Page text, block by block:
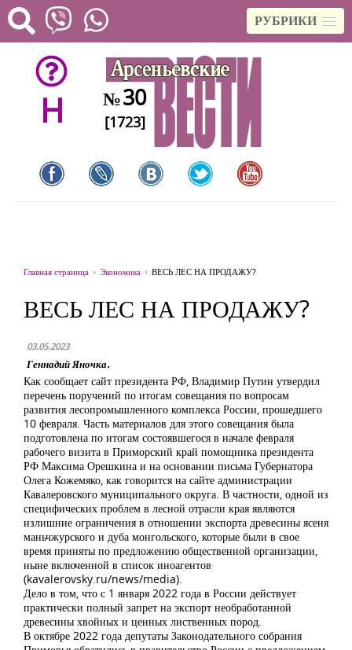
РУБРИКИ
H №30
[1723]
Главная страница Экономика ВЕСЬ ЛЕС НА ПРОДАЖУ?
ВЕСЬ ЛЕС НА ПРОДАЖУ?
03.05.2023
Геннадий Яночка.
Как сообщает сайт президента РФ, Владимир Путин утвердил
перечень поручений по итогам совещания по вопросам
развития лесопромышленного комплекса России, прошедшего
10 февраля. Часть материалов для этого совещания была
подготовлена по итогам состоявшегося в начале февраля
рабочего визита в Приморский край помощника президента
РФ Максима Орешкина и на основании письма Губернатора
Олега Кожемяко, как говорится на сайте администрации
Кавалеровского муниципального округа. В частности, одной из
специфических проблем в лесной отрасли края являются
излишние ограничения в отношении экспорта древесины ясеня
маньчжурского и дуба монгольского, которые были в свое
время приняты по предложению общественной организации,
ныне включенной в список иноагентов
(kavalerovsky.ru/news/media).
Дело в том, что с 1 января 2022 года в России действует
практически полный запрет на экспорт необработанной
древесины хвойных и ценных лиственных пород.
В октябре 2022 года депутаты Законодательного собрания